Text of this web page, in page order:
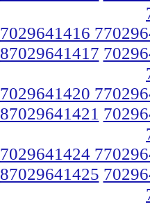
7029641416
87029641417
7029641420
87029641421
7029641424
87029641425